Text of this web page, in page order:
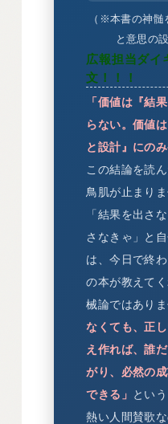
（※本書の神髄
と意思の
広報担当ダイ
文！！！
「価値は『結
らない。価値
と設計』にのみ
この結論を読
鳥肌が止まりま
「結果を出さ
さなきゃ」と
は、今日で終
の本が教えて
械論ではありま
なくても、正
え作れば、誰
がり、必然の
できる」 とい
熱い人間賛歌な